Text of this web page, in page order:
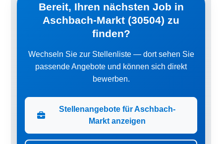
Bereit, Ihren nächsten Job in
Aschbach-Markt (30504) zu
finden?
Wechseln Sie zur Stellenliste — dort sehen Sie
passende Angebote und können sich direkt
bewerben.
Stellenangebote für Aschbach-
Markt anzeigen